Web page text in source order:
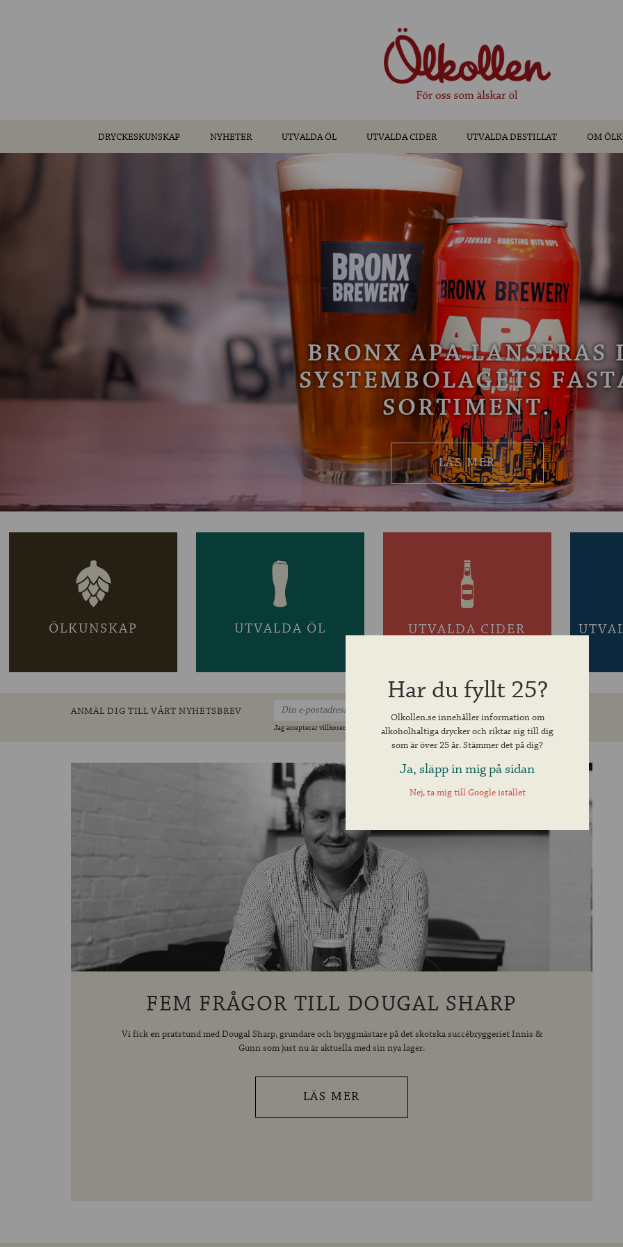
DRYCKESKUNSKAP NYHETER UTVALDA ÖL UTVALDA CIDER UTVALDA DESTILLAT OM
BRONX APA LANSERAS
SYSTEMBOLAGETS
SORTIMENT.
LÄS MER
ÖLKUNSKAP UTVALDA ÖL UTVALDA CIDER
ANMÄL DIG TILL VÅRT NYHETSBREV
Jag accepterar villkoren »
FEM FRÅGOR TILL DOUGAL SHARP
Vi fick en pratstund med Dougal Sharp, grundare och bryggmästare på det skotska succébryggeriet Innis &
Gunn som just nu är aktuella med sin nya lager.
LÄS MER
Har du fyllt 25?
Olkollen.se innehåller information om
alkoholhaltiga drycker och riktar sig till dig
som är över 25 år. Stämmer det på dig?
Ja, släpp in mig på sidan
Nej, ta mig till Google istället